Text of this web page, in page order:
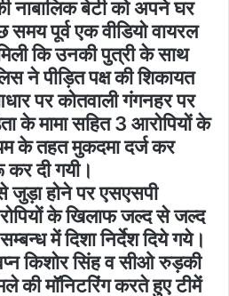
नाबालिक बेटी को अपने घर
पूर्व एक वीडियो वायरल
कि उनकी पुत्री के साथ
ने पीड़ित पक्ष की शिकायत
पर कोतवाली गंगनहर पर
के मामा सहित 3 आरोपियों के
के तहत मुकदमा दर्ज कर
दी गयी।
जुड़ा होने पर एसएसपी
के खिलाफ जल्द से जल्द
में दिशा निर्देश दिये गये।
किशोर सिंह व सीओ रुड़की
की मॉनिटरिंग करते हुए टीमें